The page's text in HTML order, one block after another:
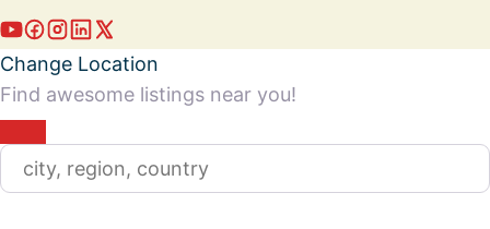
Change Location
Find awesome listings near you!
Change Location